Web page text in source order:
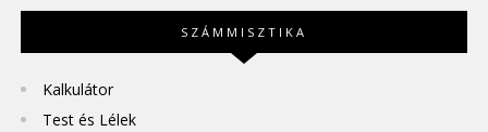
SZÁMMISZTIKA
Kalkulátor
Test és Lélek